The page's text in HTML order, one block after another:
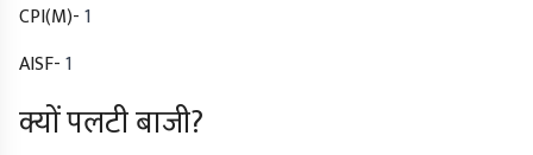
CPI(M)-1
AISF-1
क्यों पलटी बाजी?